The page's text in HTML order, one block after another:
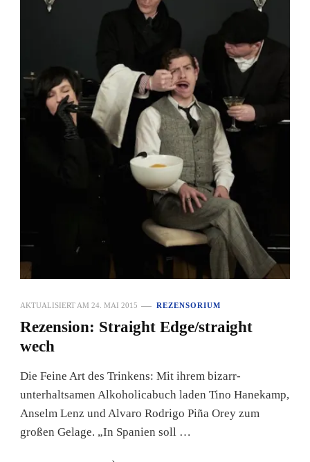
AKTUALISIERT AM 24. MAI 2015 REZENSORIUM
Rezension: Straight Edge/straight
wech
Die Feine Art des Trinkens: Mit ihrem bizarr-
unterhaltsamen Alkoholicabuch laden Tino Hanekamp,
Anselm Lenz und Alvaro Rodrigo Piña Orey zum
großen Gelage. „In Spanien soll …